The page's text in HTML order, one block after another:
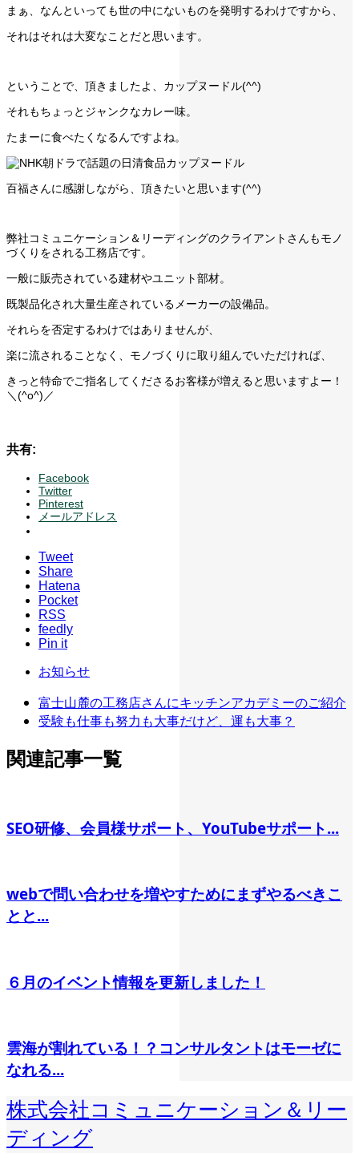
まぁ、なんといっても世の中にないものを発明するわけですから、
それはそれは大変なことだと思います。
ということで、頂きましたよ、カップヌードル(^^)
それもちょっとジャンクなカレー味。
たまーに食べたくなるんですよね。
百福さんに感謝しながら、頂きたいと思います(^^)
弊社コミュニケーション＆リーディングのクライアントさんもモノ
づくりをされる工務店です。
一般に販売されている建材やユニット部材。
既製品化され大量生産されているメーカーの設備品。
それらを否定するわけではありませんが、
楽に流されることなく、モノづくりに取り組んでいただければ、
きっと特命でご指名してくださるお客様が増えると思いますよー！
＼(^o^)／
共有:
Facebook
Twitter
Pinterest
メールアドレス
Tweet
Share
Hatena
Pocket
RSS
feedly
Pin it
お知らせ
富士山麓の工務店さんにキッチンアカデミーのご紹介
受験も仕事も努力も大事だけど、運も大事？
関連記事一覧
SEO研修、会員様サポート、YouTubeサポート...
webで問い合わせを増やすためにまずやるべきこ
とと...
６月のイベント情報を更新しました！
雲海が割れている！？コンサルタントはモーゼに
なれる...
株式会社コミュニケーション＆リー
ディング